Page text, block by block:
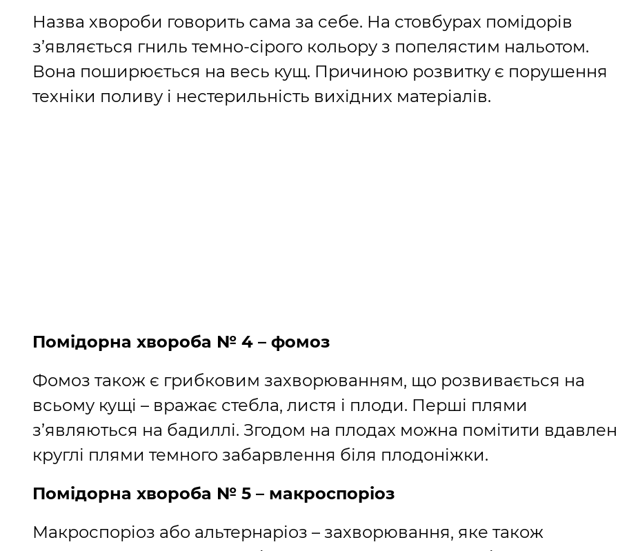
Назва хвороби говорить сама за себе. На стовбурах помідорів
з’являється гниль темно-сірого кольору з попелястим нальотом.
Вона поширюється на весь кущ. Причиною розвитку є порушення
техніки поливу і нестерильність вихідних матеріалів.
Помідорна хвороба № 4 – фомоз
Фомоз також є грибковим захворюванням, що розвивається на
всьому кущі – вражає стебла, листя і плоди. Перші плями
з’являються на бадиллі. Згодом на плодах можна помітити
круглі плями темного забарвлення біля плодоніжки.
Помідорна хвороба № 5 – макроспоріоз
Макроспоріоз або альтернаріоз – захворювання, яке також